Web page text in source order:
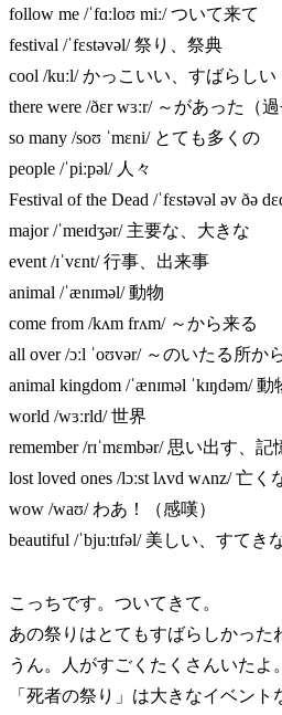
follow me /ˈfɑːloʊ miː/ ついて来て
festival /ˈfɛstəvəl/ 祭り、祭典
cool /kuːl/ かっこいい、すばらしい
there were /ðɛr wɜːr/ ～があった（
so many /soʊ ˈmɛni/ とても多くの
people /ˈpiːpəl/ 人々
Festival of the Dead /ˈfɛstəvəl əv ðə
major /ˈmeɪdʒər/ 主要な、大きな
event /ɪˈvɛnt/ 行事、出来事
animal /ˈænɪməl/ 動物
come from /kʌm frʌm/ ～から来る
all over /ɔːl ˈoʊvər/ ～のいたる所か
animal kingdom /ˈænɪməl ˈkɪŋdəm/ 動
world /wɜːrld/ 世界
remember /rɪˈmɛmbər/ 思い出す、記
lost loved ones /lɔːst lʌvd wʌnz/ 亡
wow /waʊ/ わあ！（感嘆）
beautiful /ˈbjuːtɪfəl/ 美しい、すてき
こっちです。ついてきて。
あの祭りはとてもすばらしかった
うん。人がすごくたくさんいたよ。
「死者の祭り」は大きなイベント